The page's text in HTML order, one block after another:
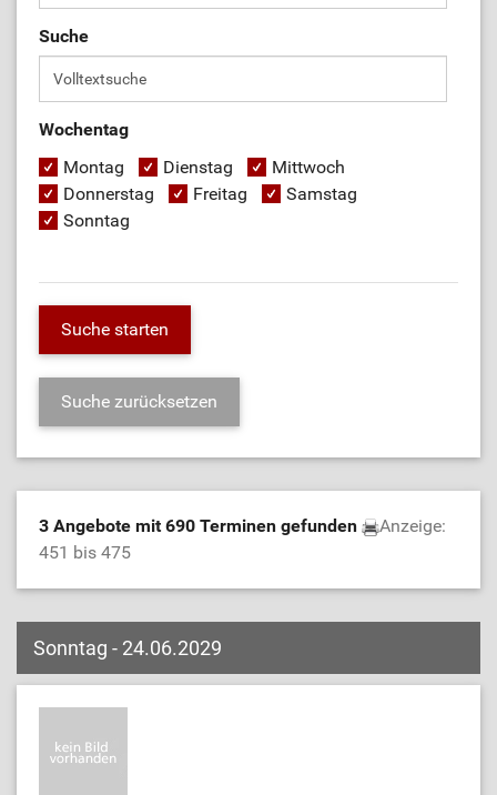
Suche
Wochentag
Montag
Dienstag
Mittwoch
Donnerstag
Freitag
Samstag
Sonntag
3 Angebote mit 690 Terminen gefunden
Anzeige:
451 bis 475
Sonntag - 24.06.2029